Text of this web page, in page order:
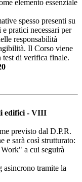
elemento essenziale
spesso presenti su
pratici necessari per
responsabilità
Il Corso viene
test di verifica finale.
edifici - VIII
previsto dal D.P.R.
e sarà così strutturato:
a cui seguirà
tramite la